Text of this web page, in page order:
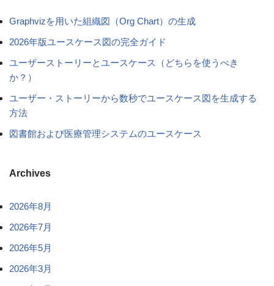
Graphvizを用いた組織図（Org Chart）の生成
2026年版ユースケース図の完全ガイド
ユーザーストーリーとユースケース（どちらを使うべき
か？）
ユーザー・ストーリーから数秒でユースケース図を生成する
方法
図書館および医療管理システムのユースケース
Archives
2026年8月
2026年7月
2026年5月
2026年3月